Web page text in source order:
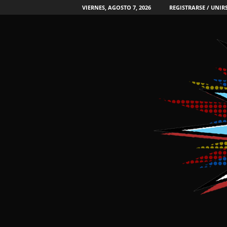
VIERNES, AGOSTO 7, 2026 REGISTRARSE /